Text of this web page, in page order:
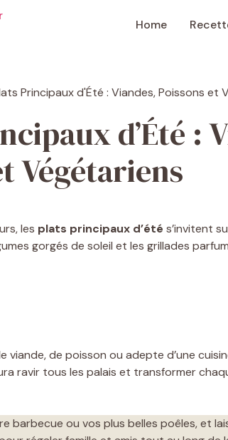
Home
d’Été :
Végétariens
les plats principaux d’été s’invitent
gorgés de soleil et les grillades
viande, de poisson ou adepte d’une
ravir tous les palais et transformer
barbecue ou vos plus belles poêles, et